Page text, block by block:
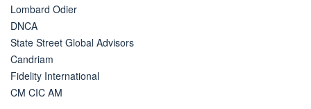
Lombard Odier
DNCA
State Street Global Advisors
Candriam
Fidelity International
CM CIC AM